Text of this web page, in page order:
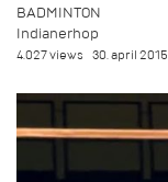
BADMINTON
Indianerhop
4.027 views 30. april 2015